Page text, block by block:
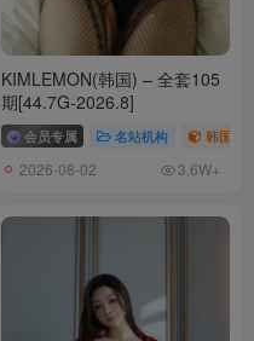
KIMLEMON(韩国) – 全套105
期[44.7G-2026.8]
会员专属 名站机构 韩国（
2026-08-02 3.6W+